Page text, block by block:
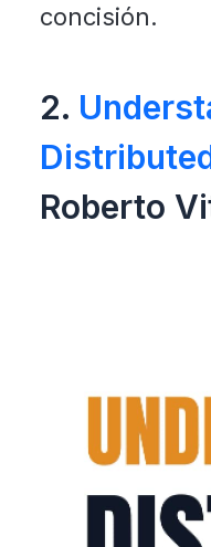
concisión.
2.
Roberto